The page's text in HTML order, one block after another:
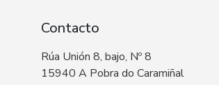
Contacto
Rúa Unión 8, bajo, Nº 8
15940 A Pobra do Caramiñal